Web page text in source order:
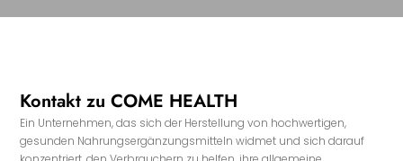
Kontakt zu COME HEALTH
Ein Unternehmen, das sich der Herstellung von hochwertigen,
gesunden Nahrungsergänzungsmitteln widmet und sich darauf